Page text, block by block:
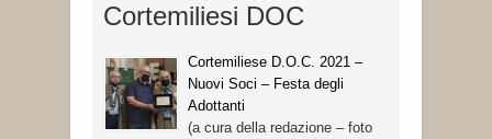
Cortemiliesi DOC
Cortemiliese D.O.C. 2021 –
Nuovi Soci – Festa degli
Adottanti
(a cura della redazione – foto